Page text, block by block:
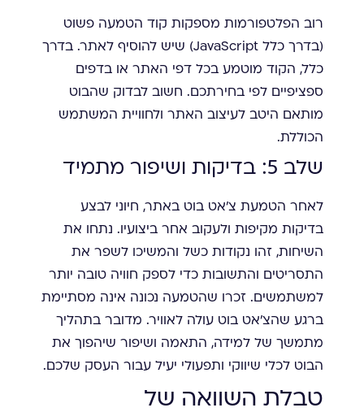
רוב הפלטפורמות מספקות קוד הטמעה פשוט
(בדרך כלל JavaScript) שיש להוסיף לאתר. בדרך
כלל, הקוד מוטמע בכל דפי האתר או בדפים
ספציפיים לפי בחירתכם. חשוב לבדוק שהבוט
מותאם היטב לעיצוב האתר ולחוויית המשתמש
הכוללת.
שלב 5: בדיקות ושיפור מתמיד
לאחר הטמעת צ'אט בוט באתר, חיוני לבצע
בדיקות מקיפות ולעקוב אחר ביצועיו. נתחו את
השיחות, זהו נקודות כשל והמשיכו לשפר את
התסריטים והתשובות כדי לספק חוויה טובה יותר
למשתמשים. זכרו שהטמעה נכונה אינה מסתיימת
ברגע שהצ'אט בוט עולה לאוויר. מדובר בתהליך
מתמשך של למידה, התאמה ושיפור שיהפוך את
הבוט לכלי שיווקי ותפעולי יעיל עבור העסק שלכם.
טבלת השוואה של